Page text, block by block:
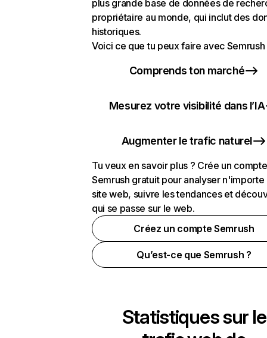
plus grande base de données de
propriétaire au monde, qui inclut des
historiques.
Voici ce que tu peux faire avec Semrush
Comprends ton marché
Mesurez votre visibilité dans l’IA
Augmenter le trafic naturel
Tu veux en savoir plus ? Crée un compte
Semrush gratuit pour analyser n'importe
site web, suivre les tendances et
qui se passe sur le web.
Créez un compte Semrush
Qu’est-ce que Semrush ?
Statistiques sur le